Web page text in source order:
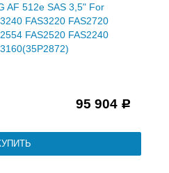
AF 512e SAS 3,5" For
FAS3220 FAS2720
FAS2520 FAS2240
95 904 Р